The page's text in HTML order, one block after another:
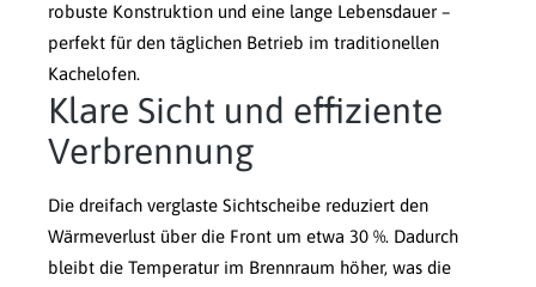
robuste Konstruktion und eine lange Lebensdauer –
perfekt für den täglichen Betrieb im traditionellen
Kachelofen.
Klare Sicht und effiziente
Verbrennung
Die dreifach verglaste Sichtscheibe reduziert den
Wärmeverlust über die Front um etwa 30 %. Dadurch
bleibt die Temperatur im Brennraum höher, was die